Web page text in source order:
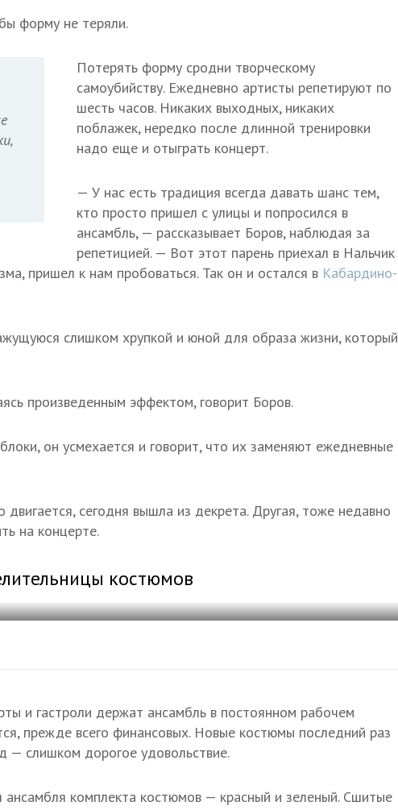
форму не теряли.
Потерять форму сродни творческому
самоубийству. Ежедневно артисты репетируют по
шесть часов. Никаких выходных, никаких
поблажек, нередко после длинной тренировки
надо еще и отыграть концерт.
— У нас есть традиция всегда давать шанс тем,
кто просто пришел с улицы и попросился в
ансамбль, — рассказывает Боров, наблюдая за
репетицией. — Вот этот парень приехал в Нальчик
пришел к нам пробоваться. Так он и остался в Кабардино-
слишком хрупкой и юной для образа жизни, который
произведенным эффектом, говорит Боров.
он усмехается и говорит, что их заменяют ежедневные
сегодня вышла из декрета. Другая, тоже недавно
на концерте.
костюмов
и гастроли держат ансамбль в постоянном рабочем
прежде всего финансовых. Новые костюмы последний раз
— слишком дорогое удовольствие.
ансамбля комплекта костюмов — красный и зеленый. Сшитые